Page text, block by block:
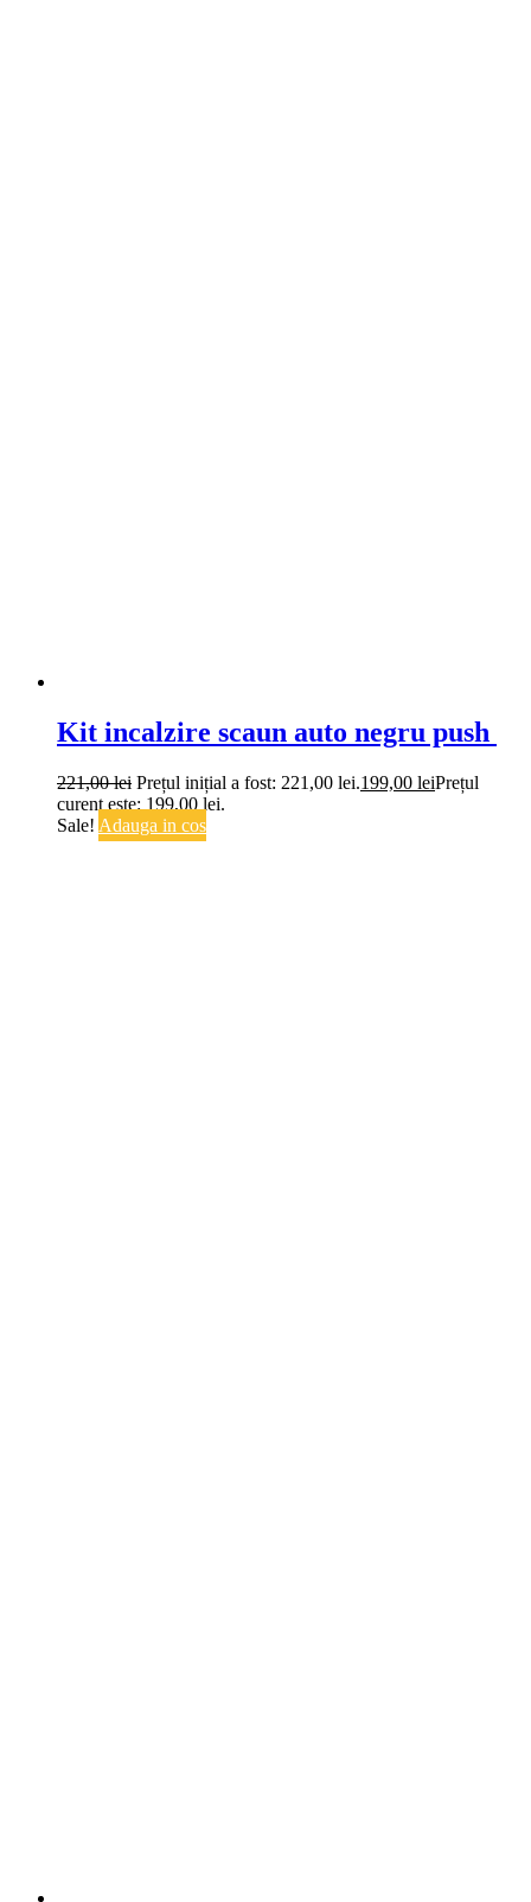
Kit incalzire scaun auto negru push
221,00lei Prețul inițial a fost: 221,00 lei.199,00 leiPrețul
curent este: 199,00 lei.
Sale! Adauga in cos